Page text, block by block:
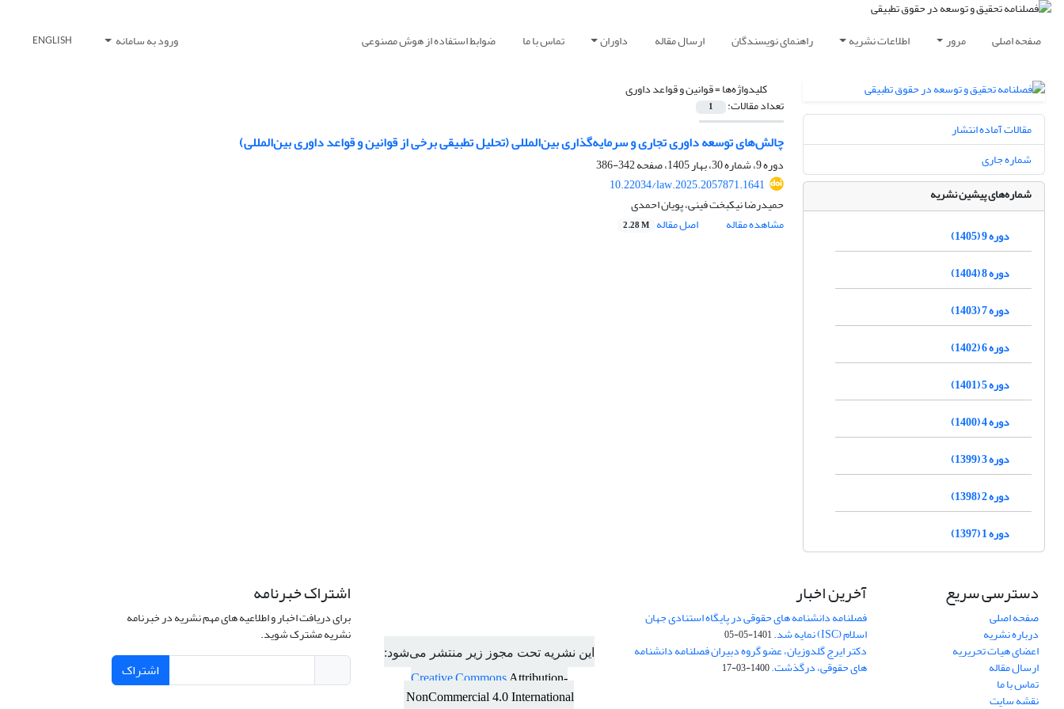
صفحه اصلی مرور اطلاعات نشریه راهنمای نویسندگان ارسال مقاله داوران تماس با ما ضوابط استفاده از هوش مصنوعی ورود به سامانه ENGLISH
کلیدواژه‌ها =قوانین و قواعد داوری
تعداد مقالات: 1
چالش‌های توسعه داوری تجاری و سرمایه‌گذاری بین‌المللی (تحلیل تطبیقی برخی از قوانین و قواعد داوری بین‌المللی)
دوره 9، شماره 30، بهار 1405، صفحه
342-386
10.22034/law.2025.2057871.1641
حمیدرضا نیکبخت فینی، پویان احمدی
مشاهده مقاله
اصل مقاله 2.28 M
مقالات آماده انتشار
شماره جاری
شماره‌های پیشین نشریه
دوره 9 (1405)
دوره 8 (1404)
دوره 7 (1403)
دوره 6 (1402)
دوره 5 (1401)
دوره 4 (1400)
دوره 3 (1399)
دوره 2 (1398)
دوره 1 (1397)
دسترسی سریع
صفحه اصلی
درباره نشریه
اعضای هیات تحریریه
ارسال مقاله
تماس با ما
نقشه سایت
آخرین اخبار
فصلنامه دانشنامه های حقوقی در پایگاه استنادی جهان
اسلام (ISC) نمایه شد. 1401-05-05
دکتر ایرج گلدوزیان، عضو گروه دبیران فصلنامه دانشنامه
های حقوقی، درگذشت.1400-03-17
این نشریه تحت مجوز زیر منتشر می‌شود:
Creative Commons Attribution-
NonCommercial 4.0 International
اشتراک خبرنامه
برای دریافت اخبار و اطلاعیه های مهم نشریه در خبرنامه
نشریه مشترک شوید.
اشتراک